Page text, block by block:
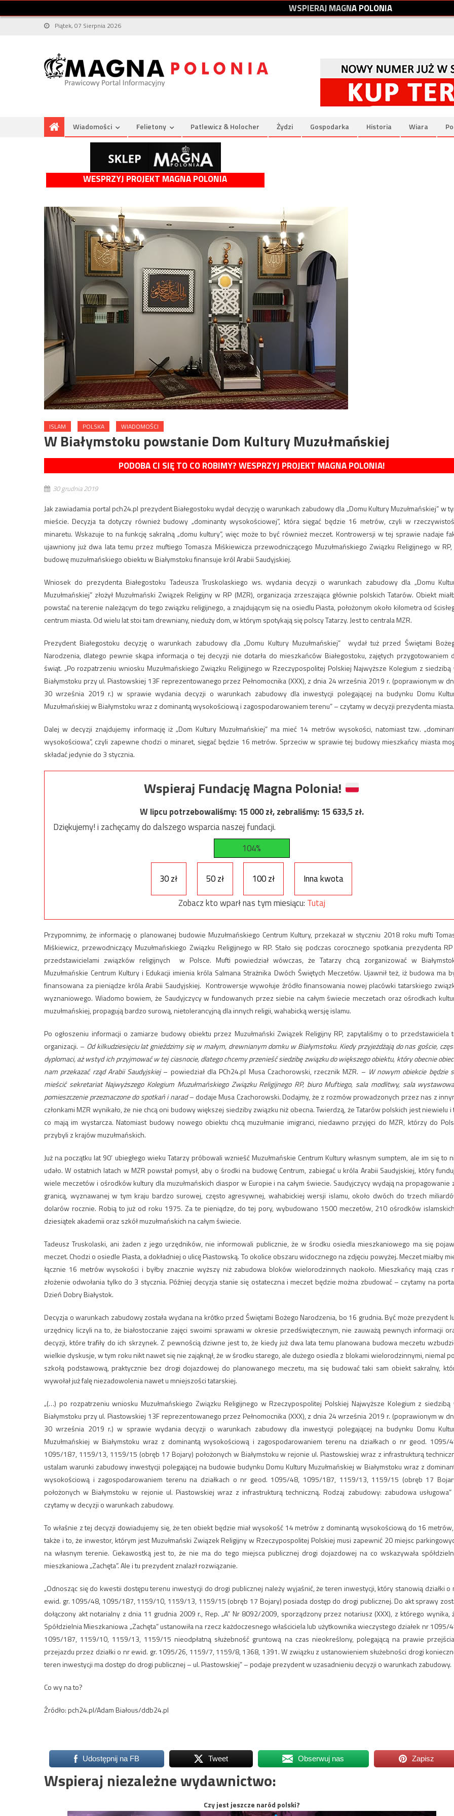
WSPIERAJMAGNAPOLONIA
Piątek, 07 Sierpnia 2026
Wiadomości Felietony Patlewicz & Holocher Żydzi Gospodarka Historia Wiara
WESPRZYJ PROJEKT MAGNA POLONIA
ISLAM POLSKA WIADOMOŚCI
W Białymstoku powstanie Dom Kultury Muzułmańskiej
PODOBA CI SIĘ TO CO ROBIMY? WESPRZYJ PROJEKT MAGNA POLONIA!
30 grudnia 2019
Jak zawiadamia portal pch24.pl prezydent Białegostoku wydał decyzję o warunkach zabudowy dla „Domu Kultury Muzułmańskiej” w
mieście. Decyzja ta dotyczy również budowy „dominanty wysokościowej”, która sięgać będzie 16 metrów, czyli w
minaretu. Wskazuje to na funkcję sakralną „domu kultury”, więc może to być również meczet. Kontrowersji w tej sprawie nadaje
ujawniony już dwa lata temu przez muftiego Tomasza Miśkiewicza przewodniczącego Muzułmańskiego Związku Religijnego w RP,
budowę muzułmańskiego obiektu w Białymstoku finansuje król Arabii Saudyjskiej.
Wniosek do prezydenta Białegostoku Tadeusza Truskolaskiego ws. wydania decyzji o warunkach zabudowy dla „Domu
Muzułmańskiej” złożył Muzułmański Związek Religijny w RP (MZR), organizacja zrzeszająca głównie polskich Tatarów. Obiekt
powstać na terenie należącym do tego związku religijnego, a znajdującym się na osiedlu Piasta, położonym około kilometra od
centrum miasta. Od wielu lat stoi tam drewniany, nieduży dom, w którym spotykają się polscy Tatarzy. Jest to centrala MZR.
Prezydent Białegostoku decyzję o warunkach zabudowy dla „Domu Kultury Muzułmańskiej” wydał tuż przed Świętami
Narodzenia, dlatego pewnie skąpa informacja o tej decyzji nie dotarła do mieszkańców Białegostoku, zajętych przygotowaniem
świąt. „Po rozpatrzeniu wniosku Muzułmańskiego Związku Religijnego w Rzeczypospolitej Polskiej Najwyższe Kolegium z siedzibą
Białymstoku przy ul. Piastowskiej 13F reprezentowanego przez Pełnomocnika (XXX), z dnia 24 września 2019 r. (poprawionym w
30 września 2019 r.) w sprawie wydania decyzji o warunkach zabudowy dla inwestycji polegającej na budynku Domu
Muzułmańskiej w Białymstoku wraz z dominantą wysokościową i zagospodarowaniem terenu” – czytamy w decyzji prezydenta miasta.
Dalej w decyzji znajdujemy informację iż „Dom Kultury Muzułmańskiej” ma mieć 14 metrów wysokości, natomiast tzw.
wysokościowa”, czyli zapewne chodzi o minaret, sięgać będzie 16 metrów. Sprzeciw w sprawie tej budowy mieszkańcy miasta
składać jedynie do 3 stycznia.
Wspieraj Fundację Magna Polonia!
W lipcu potrzebowaliśmy:15 000zł, zebraliśmy:15 633,5zł.
Dziękujemy! i zachęcamy do dalszego wsparcia naszej fundacji.
104%
30 zł 50 zł 100 zł
Inna kwota
Zobacz kto wparł nas tym miesiącu: Tutaj
Przypomnimy, że informację o planowanej budowie Muzułmańskiego Centrum Kultury, przekazał w styczniu 2018 roku mufti
Miśkiewicz, przewodniczący Muzułmańskiego Związku Religijnego w RP. Stało się podczas corocznego spotkania prezydenta
przedstawicielami związków religijnych w Polsce. Mufti powiedział wówczas, że Tatarzy chcą zorganizować w
Muzułmańskie Centrum Kultury i Edukacji imienia króla Salmana Strażnika Dwóch Świętych Meczetów. Ujawnił też, iż budowa ma
finansowana za pieniądze króla Arabii Saudyjskiej. Kontrowersje wywołuje źródło finansowania nowej placówki tatarskiego
wyznaniowego. Wiadomo bowiem, że Saudyjczycy w fundowanych przez siebie na całym świecie meczetach oraz ośrodkach
muzułmańskiej, propagują bardzo surową, nietolerancyjną dla innych religii, wahabicką wersję islamu.
Po ogłoszeniu informacji o zamiarze budowy obiektu przez Muzułmański Związek Religijny RP, zapytaliśmy o to przedstawiciela
organizacji. – Od kilkudziesięciu lat gnieździmy się w małym, drewnianym domku w Białymstoku. Kiedy przyjeżdżają do nas goście,
dyplomaci, aż wstyd ich przyjmować w tej ciasnocie, dlatego chcemy przenieść siedzibę związku do większego obiektu, który obecnie
nam przekazać rząd Arabii Saudyjskiej– powiedział dla PCh24.pl Musa Czachorowski, rzecznik MZR. – W nowym obiekcie będzie
mieścić sekretariat Najwyższego Kolegium Muzułmańskiego Związku Religijnego RP, biuro Muftiego, sala modlitwy, sala
pomieszczenie przeznaczone do spotkań i narad – dodaje Musa Czachorowski. Dodajmy, że z rozmów prowadzonych przez nas z
członkami MZR wynikało, że nie chcą oni budowy większej siedziby związku niż obecna. Twierdzą, że Tatarów polskich jest niewielu i
co mają im wystarcza. Natomiast budowy nowego obiektu chcą muzułmanie imigranci, niedawno przyjęci do MZR, którzy do
przybyli z krajów muzułmańskich.
Już na początku lat 90’ ubiegłego wieku Tatarzy próbowali wznieść Muzułmańskie Centrum Kultury własnym sumptem, ale im się to
udało. W ostatnich latach w MZR powstał pomysł, aby o środki na budowę Centrum, zabiegać u króla Arabii Saudyjskiej, który
wiele meczetów i ośrodków kultury dla muzułmańskich diaspor w Europie i na całym świecie. Saudyjczycy wydają na propagowanie
granicą, wyznawanej w tym kraju bardzo surowej, często agresywnej, wahabickiej wersji islamu, około dwóch do trzech
dolarów rocznie. Robią to już od roku 1975. Za te pieniądze, do tej pory, wybudowano 1500 meczetów, 210 ośrodków
dziesiątek akademii oraz szkół muzułmańskich na całym świecie.
Tadeusz Truskolaski, ani żaden z jego urzędników, nie informowali publicznie, że w środku osiedla mieszkaniowego ma się
meczet. Chodzi o osiedle Piasta, a dokładniej o ulicę Piastowską. To okolice obszaru widocznego na zdjęciu powyżej. Meczet miałby
łącznie 16 metrów wysokości i byłby znacznie wyższy niż zabudowa bloków wielorodzinnych naokoło. Mieszkańcy mają czas
złożenie odwołania tylko do 3 stycznia. Później decyzja stanie się ostateczna i meczet będzie można zbudować – czytamy na
Dzień Dobry Białystok.
Decyzja o warunkach zabudowy została wydana na krótko przed Świętami Bożego Narodzenia, bo 16 grudnia. Być może prezydent
urzędnicy liczyli na to, że białostoczanie zajęci swoimi sprawami w okresie przedświątecznym, nie zauważą pewnych informacji
decyzji, które trafiły do ich skrzynek. Z pewnością dziwne jest to, że kiedy już dwa lata temu planowana budowa meczetu
wielkie dyskusje, w tym roku nikt nawet się nie zająknął, że w środku starego, ale dużego osiedla z blokami wielorodzinnymi, niemal
szkołą podstawową, praktycznie bez drogi dojazdowej do planowanego meczetu, ma się budować taki sam obiekt sakralny,
wywołał już falę niezadowolenia nawet u mniejszości tatarskiej.
„(…) po rozpatrzeniu wniosku Muzułmańskiego Związku Religijnego w Rzeczypospolitej Polskiej Najwyższe Kolegium z siedzibą
Białymstoku przy ul. Piastowskiej 13F reprezentowanego przez Pełnomocnika (XXX), z dnia 24 września 2019 r. (poprawionym w
30 września 2019 r.) w sprawie wydania decyzji o warunkach zabudowy dla inwestycji polegającej na budynku Domu
Muzułmańskiej w Białymstoku wraz z dominantą wysokościową i zagospodarowaniem terenu na działkach o nr geod. 1095/
1095/187, 1159/13, 1159/15 (obręb 17 Bojary) położonych w Białymstoku w rejonie ul. Piastowskiej wraz z infrastrukturą
ustalam warunki zabudowy inwestycji polegającej na budowie budynku Domu Kultury Muzułmańskiej w Białymstoku wraz z
wysokościową i zagospodarowaniem terenu na działkach o nr geod. 1095/48, 1095/187, 1159/13, 1159/15 (obręb 17
położonych w Białymstoku w rejonie ul. Piastowskiej wraz z infrastrukturą techniczną. Rodzaj zabudowy: zabudowa
czytamy w decyzji o warunkach zabudowy.
To właśnie z tej decyzji dowiadujemy się, że ten obiekt będzie miał wysokość 14 metrów z dominantą wysokościową do 16
także i to, że inwestor, którym jest Muzułmański Związek Religijny w Rzeczypospolitej Polskiej musi zapewnić 20 miejsc
na własnym terenie. Ciekawostką jest to, że nie ma do tego miejsca publicznej drogi dojazdowej na co wskazywała
mieszkaniowa „Zachęta”. Ale i tu prezydent znalazł rozwiązanie.
„Odnosząc się do kwestii dostępu terenu inwestycji do drogi publicznej należy wyjaśnić, że teren inwestycji, który stanowią działki o
ewid. gr. 1095/48, 1095/187, 1159/10, 1159/13, 1159/15 (obręb 17 Bojary) posiada dostęp do drogi publicznej. Do akt sprawy
dołączony akt notarialny z dnia 11 grudnia 2009 r., Rep. „A” Nr 8092/2009, sporządzony przez notariusz (XXX), z którego wynika,
Spółdzielnia Mieszkaniowa „Zachęta” ustanowiła na rzecz każdoczesnego właściciela lub użytkownika wieczystego działek nr 1095/
1095/187, 1159/10, 1159/13, 1159/15 nieodpłatną służebność gruntową na czas nieokreślony, polegającą na prawie
przejazdu przez działki o nr ewid. gr. 1095/26, 1159/7, 1159/8, 1368, 1391. W związku z ustanowieniem służebności drogi
teren inwestycji ma dostęp do drogi publicznej – ul. Piastowskiej” – podaje prezydent w uzasadnieniu decyzji o warunkach zabudowy.
Co wy na to?
Źródło: pch24.pl/Adam Białous/ddb24.pl
Udostępnij na FB Tweet Obserwuj nas Zapisz
Wspieraj niezależne wydawnictwo:
Czy jest jeszcze naród polski?